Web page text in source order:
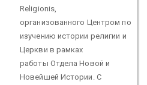
Religionis,
организованного Центром по
изучению истории религии и
Церкви в рамках
работы Отдела Новой и
Новейшей Истории. С